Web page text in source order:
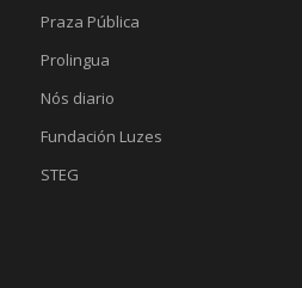
Praza Pública
Prolingua
Nós diario
Fundación Luzes
STEG